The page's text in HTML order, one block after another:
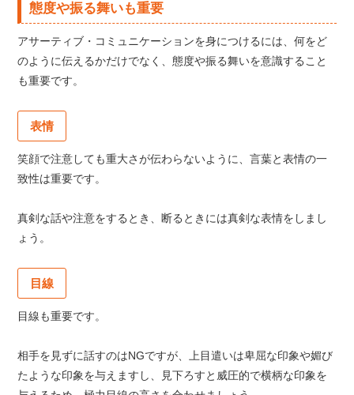
態度や振る舞いも重要
アサーティブ・コミュニケーションを身につけるには、何をど
のように伝えるかだけでなく、態度や振る舞いを意識すること
も重要です。
表情
笑顔で注意しても重大さが伝わらないように、言葉と表情の一
致性は重要です。
真剣な話や注意をするとき、断るときには真剣な表情をしまし
ょう。
目線
目線も重要です。
相手を見ずに話すのはNGですが、上目遣いは卑屈な印象や媚び
たような印象を与えますし、見下ろすと威圧的で横柄な印象を